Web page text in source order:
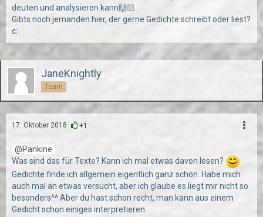
deuten und analysieren kann🙌🏻
Gibts noch jemanden hier, der gerne Gedichte schreibt oder liest?
c:
JaneKnightly
Team
17. Oktober 2018 +1
Pankine
Was sind das für Texte? Kann ich mal etwas davon lesen?
Gedichte finde ich allgemein eigentlich ganz schön. Habe mich
auch mal an etwas versucht, aber ich glaube es liegt mir nicht so
besonders^^ Aber du hast schon recht, man kann aus einem
Gedicht schon einiges interpretieren.